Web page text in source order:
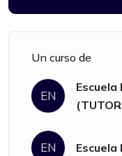
Un curso de
EN
EN